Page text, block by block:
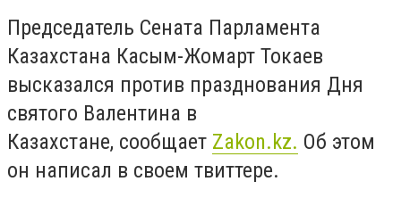
Председатель Сената Парламента
Казахстана Касым-Жомарт Токаев
высказался против празднования Дня
святого Валентина в
Казахстане, сообщает Zakon.kz. Об этом
он написал в своем твиттере.